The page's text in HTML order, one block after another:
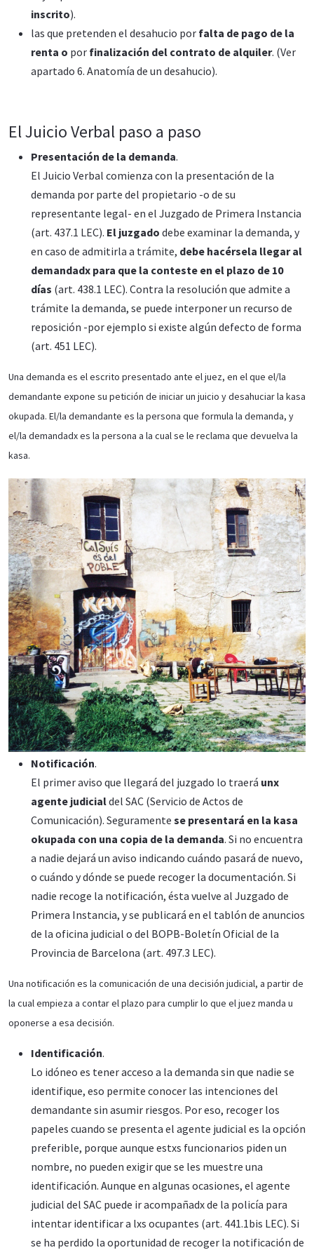
inscrito).
las que pretenden el desahucio por falta de pago de la
renta o por finalización del contrato de alquiler. (Ver
apartado 6. Anatomía de un desahucio).
El Juicio Verbal paso a paso
Presentación de la demanda.
El Juicio Verbal comienza con la presentación de la
demanda por parte del propietario -o de su
representante legal- en el Juzgado de Primera Instancia
(art. 437.1 LEC). El juzgado debe examinar la demanda, y
en caso de admitirla a trámite, debe hacérsela llegar al
demandadx para que la conteste en el plazo de 10
días (art. 438.1 LEC). Contra la resolución que admite a
trámite la demanda, se puede interponer un recurso de
reposición -por ejemplo si existe algún defecto de forma
(art. 451 LEC).
Una demanda es el escrito presentado ante el juez, en el que el/la
demandante expone su petición de iniciar un juicio y desahuciar la kasa
okupada. El/la demandante es la persona que formula la demanda, y
el/la demandadx es la persona a la cual se le reclama que devuelva la
kasa.
Notificación.
El primer aviso que llegará del juzgado lo traerá unx
agente judicialdel SAC (Servicio de Actos de
Comunicación). Seguramente se presentará en la kasa
okupada con una copia de la demanda. Si no encuentra
a nadie dejará un aviso indicando cuándo pasará de nuevo,
o cuándo y dónde se puede recoger la documentación. Si
nadie recoge la notificación, ésta vuelve al Juzgado de
Primera Instancia, y se publicará en el tablón de anuncios
de la oficina judicial o del BOPB-Boletín Oficial de la
Provincia de Barcelona (art. 497.3 LEC).
Una notificación es la comunicación de una decisión judicial, a partir de
la cual empieza a contar el plazo para cumplir lo que el juez manda u
oponerse a esa decisión.
Identificación.
Lo idóneo es tener acceso a la demanda sin que nadie se
identifique, eso permite conocer las intenciones del
demandante sin asumir riesgos. Por eso, recoger los
papeles cuando se presenta el agente judicial es la opción
preferible, porque aunque estxs funcionarios piden un
nombre, no pueden exigir que se les muestre una
identificación. Aunque en algunas ocasiones, el agente
judicial del SAC puede ir acompañadx de la policía para
intentar identificar a lxs ocupantes (art. 441.1bis LEC). Si
se ha perdido la oportunidad de recoger la notificación de